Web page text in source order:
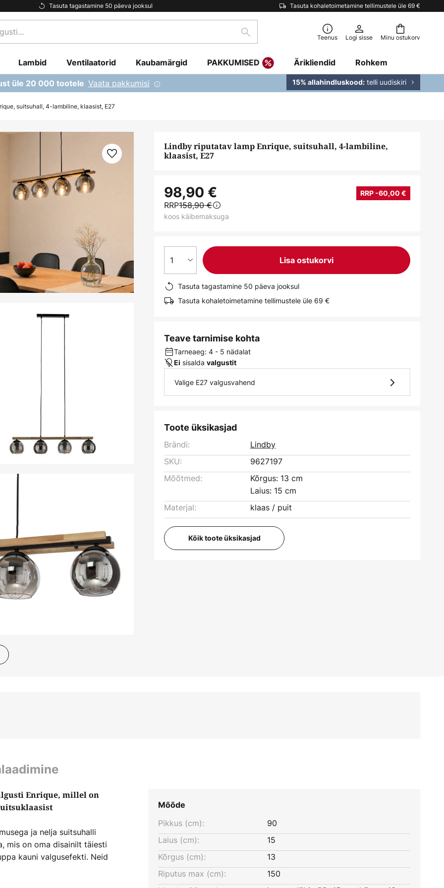
Tasuta tagastamine 50 päeva jooksul Tasuta kohaletoimetamine tellimustele üle 69 €
Minu ostukorv
Otsi Teenus Logi sisse
Lambid Ventilaatorid Kaubamärgid PAKKUMISED Ärikliendid Rohkem
üle 20 000 tootele Vaata pakkumisi 15% allahindluskood: telli uudiskiri
suitsuhall, 4-lambiline, klaasist, E27
Lindby riputatav lamp Enrique, suitsuhall, 4-lambiline,
klaasist, E27
98,90 € RRP -60,00 €
RRP158,90 €
koos käibemaksuga
1 Lisa ostukorvi
Tasuta tagastamine 50 päeva jooksul
Tasuta kohaletoimetamine tellimustele üle 69 €
Teave tarnimise kohta
Tarneaeg: 4 - 5 nädalat
Ei sisaldavalgustit
Valige E27 valgusvahend
Toote üksikasjad
Brändi:
Lindby
SKU:
9627197
Mõõtmed:
Kõrgus: 13 cm
Laius: 15 cm
Materjal:
klaas / puit
Kõik toote üksikasjad
Enrique, millel on
ja nelja suitsuhalli
mis on oma disainilt täiesti
kauni valgusefekti. Neid
elegantses tammepuidu
Mõõde
Pikkus (cm):
90
Laius (cm):
15
Kõrgus (cm):
13
Riputus max (cm):
150